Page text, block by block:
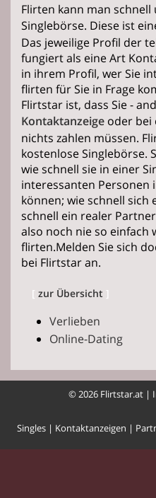
Flirten kann man
Singlebörse. Diese ist
Das jeweilige Profil der
fungiert als eine Art
in ihrem Profil, wer Sie
flirten für Sie in Frage
Flirtstar ist, dass Sie -
Kontaktanzeige oder bei
nichts zahlen müssen.
kostenlose Singlebörse.
wie schnell sie in einer
interessanten Personen
können; wie schnell sich
schnell ein realer
also noch nie so einfach
flirten.Melden Sie sich
bei Flirtstar an.
[ zur Übersicht ]
Verlieben
Online-Dating
© 2026 Flirtstar.at |
Singles | Kontaktanzeigen |